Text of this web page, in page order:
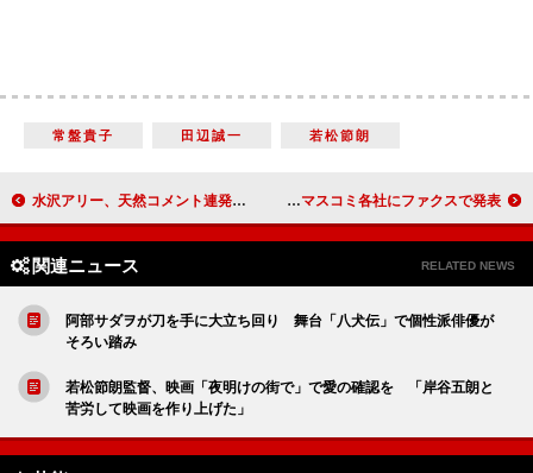
常盤貴子 田辺誠一 若松節朗
水沢アリー、天然コメント連発 岡田圭右に「いい滑りっぷり」 矢口真里と中村昌也が離婚 マスコミ各社にファクスで発表
関連ニュース RELATED NEWS
阿部サダヲが刀を手に大立ち回り 舞台「八犬伝」で個性派俳優が
そろい踏み
若松節朗監督、映画「夜明けの街で」で愛の確認を 「岸谷五朗と
苦労して映画を作り上げた」